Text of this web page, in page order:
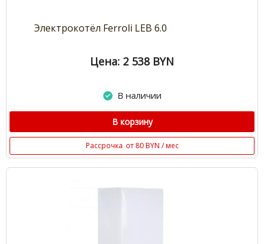
Электрокотёл Ferroli LEB 6.0
Цена: 2 538 BYN
В наличии
В корзину
Рассрочка от 80 BYN / мес